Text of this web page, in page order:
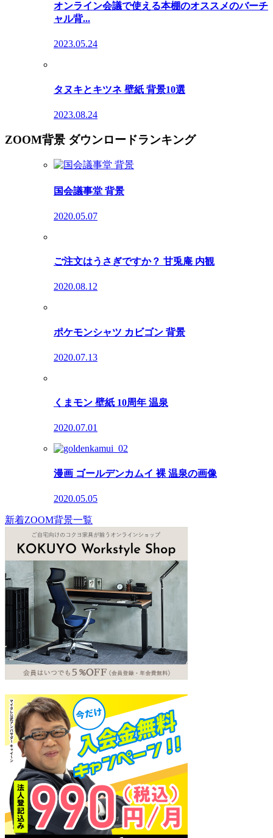
オンライン会議で使える本棚のオススメのバーチ
ャル背...
2023.05.24
タヌキとキツネ 壁紙 背景10選
2023.08.24
ZOOM背景 ダウンロードランキング
国会議事堂 背景
2020.05.07
ご注文はうさぎですか？ 甘兎庵 内観
2020.08.12
ポケモンシャツ カビゴン 背景
2020.07.13
くまモン 壁紙 10周年 温泉
2020.07.01
漫画 ゴールデンカムイ 裸 温泉の画像
2020.05.05
新着ZOOM背景一覧